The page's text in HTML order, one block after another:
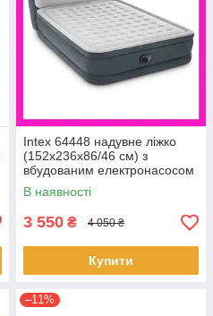
Intex 64448 надувне ліжко
(152х236х86/46 см) з
вбудованим електронасосом
В наявності
3 550 ₴ 4 050 ₴
Купити
–11%